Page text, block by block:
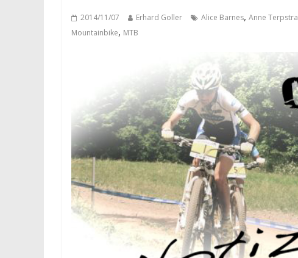
2014/11/07 Erhard Goller Alice Barnes, Anne Terpstra
Mountainbike, MTB